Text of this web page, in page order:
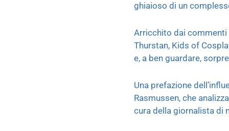
ghiaioso di un
Arricchito dai commenti
Thurstan, Kids of
e, a ben guardare,
Una prefazione
Rasmussen, che
cura della giornalista di